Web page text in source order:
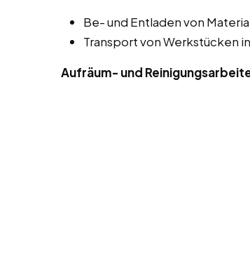
Be- und Entladen von
Transport von Werkstücken
Aufräum- und